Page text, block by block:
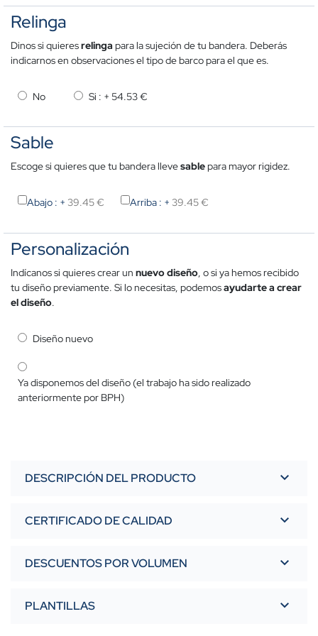
Relinga
Dinos si quieresrelinga para la sujeción de tu bandera. Deberás
indicarnos en observaciones el tipo de barco para el que es.
No Si : + 54.53 €
Sable
Escoge si quieres que tu bandera llevesablepara mayor rigidez.
Abajo : + 39.45 € Arriba : + 39.45 €
Personalización
Indícanos si quieres crear un nuevodiseño, o si ya hemos recibido
tu diseño previamente. Si lo necesitas, podemosayudarte a crear
el diseño.
Diseño nuevo
Ya disponemos del diseño (el trabajo ha sido realizado
anteriormente por BPH)
DESCRIPCIÓN DEL PRODUCTO
CERTIFICADO DE CALIDAD
DESCUENTOS POR VOLUMEN
Cantidad
PLANTILLAS